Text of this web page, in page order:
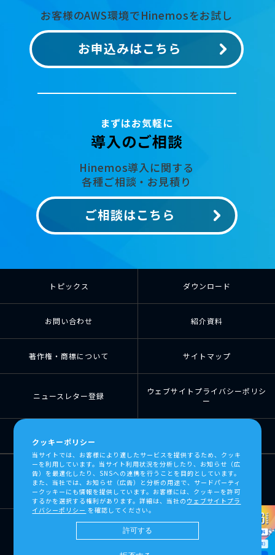
お客様のAWS環境でHinemosをお試し
お申込みはこちら
まずはお気軽に
導入のご相談
Hinemos導入に関する
各種ご相談・お見積り
ご相談はこちら
トピックス ダウンロード
お問い合わせ 紹介資料
著作権・商標について サイトマップ
ニュースレター登録
ウェブサイトプライバシーポリシ
ー
クッキーポリシー
当サイトでは、お客様により適したサービスを提供するため、クッキ
ーを利用しています。当サイト利用状況を分析したり、お知らせ（広
告）を最適化したり、SNSへの連携を行うことを目的としています。
また、当社では、お知らせ（広告）と分析の用途で、サードパーティ
ークッキーにも情報を提供しています。お客様には、クッキーを許可
するかを選択する権利があります。詳細は、当社の ウェブサイトプラ
イバシーポリシー を確認してください。
許可する